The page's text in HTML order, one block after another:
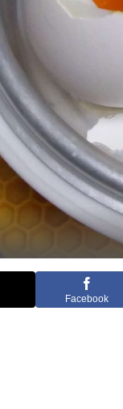
Facebook